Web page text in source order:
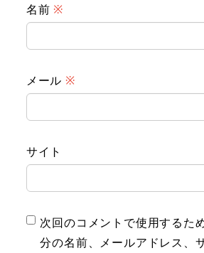
名前 ※
メール ※
サイト
次回のコメントで使用するた
分の名前、メールアドレス、